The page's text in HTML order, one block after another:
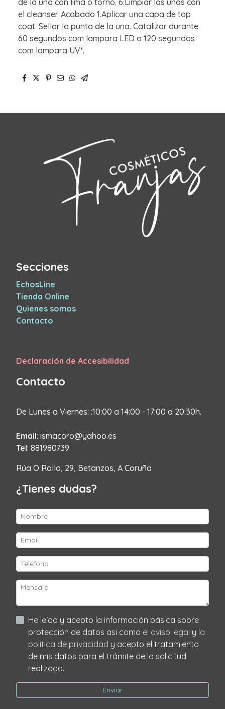
el cleanser. Acabado 1.Aplicar una capa de top
coat. Sellar la punta de la una. Catalizar durante
60 segundos com lampara LED o 120 segundos
com lampara UV*.
Secciones
EchosLine
Tienda Online
Quienes somos
Contacto
Declaración de Accesibilidad
Contacto
De Lunes a Viernes: :10:00 a 14:00 - 17:00 a 20:30h.
Email: ismacoro@yahoo.es
Tel: 881980739
Rúa O Rollo, 29, Betanzos, A Coruña
¿Tienes dudas?
He leído y acepto la información básica sobre
protección de datos asi como el aviso legal y la
política de privacidad y acepto el tratamiento
de mis datos para el trámite de la solicitud
realizada.
Enviar